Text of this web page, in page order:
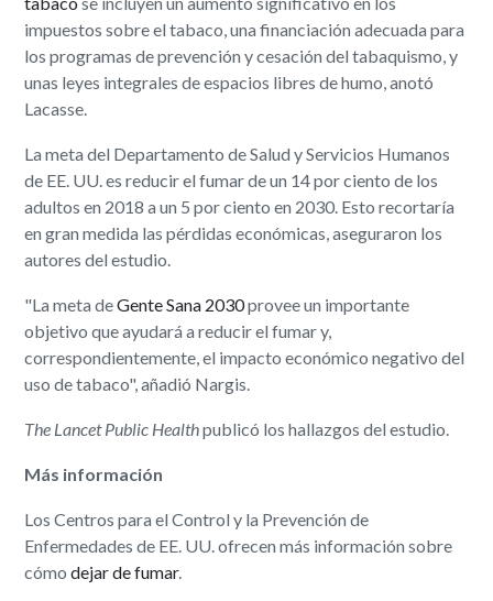
impuestos sobre el tabaco, una financiación adecuada para
los programas de prevención y cesación del tabaquismo, y
unas leyes integrales de espacios libres de humo, anotó
Lacasse.
La meta del Departamento de Salud y Servicios Humanos
de EE. UU. es reducir el fumar de un 14 por ciento de los
adultos en 2018 a un 5 por ciento en 2030. Esto recortaría
en gran medida las pérdidas económicas, aseguraron los
autores del estudio.
"La meta deGente Sana 2030provee un importante
objetivo que ayudará a reducir el fumar y,
correspondientemente, el impacto económico negativo del
uso de tabaco", añadió Nargis.
The Lancet Public Healthpublicó los hallazgos del estudio.
Más información
Los Centros para el Control y la Prevención de
Enfermedades de EE. UU. ofrecen más información sobre
cómodejar de fumar.